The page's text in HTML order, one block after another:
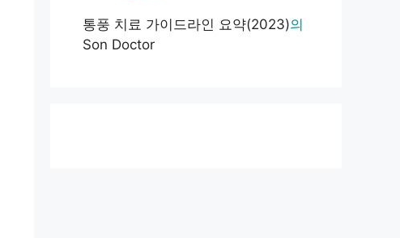
통풍 치료 가이드라인 요약(2023)의
Son Doctor